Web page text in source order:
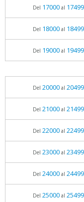
Del 17000al 17499
Del 18000al 18499
Del 19000al 19499
Del 20000al 20499
Del 21000al 21499
Del 22000al 22499
Del 23000al 23499
Del 24000al 24499
Del 25000al 25499